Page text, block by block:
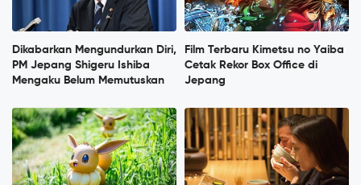
Dikabarkan Mengundurkan Diri,
PM Jepang Shigeru Ishiba
Mengaku Belum Memutuskan
Film Terbaru Kimetsu no Yaiba
Cetak Rekor Box Office di
Jepang